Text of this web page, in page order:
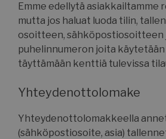
Emme edellytä asiakkailtamme
mutta jos haluat luoda tilin,
osoitteen, sähköpostiosoitteen
puhelinnumeron joita käytetään
täyttämään kenttiä tulevissa
Yhteydenottolomake
Yhteydenottolomakkeella
(sähköpostiosoite, asia)